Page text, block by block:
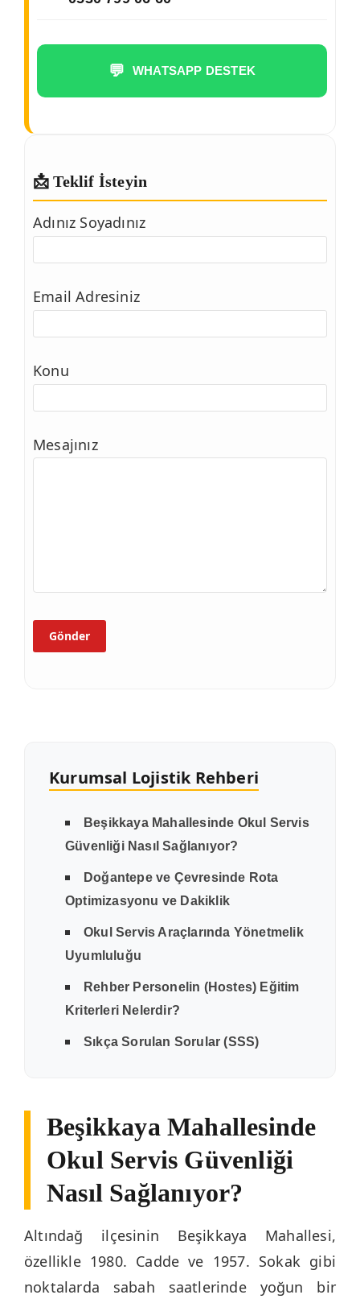
💬 WHATSAPP DESTEK
📩 Teklif İsteyin
Adınız Soyadınız
Email Adresiniz
Konu
Mesajınız
Kurumsal Lojistik Rehberi
Beşikkaya Mahallesinde Okul Servis
Güvenliği Nasıl Sağlanıyor?
Doğantepe ve Çevresinde Rota
Optimizasyonu ve Dakiklik
Okul Servis Araçlarında Yönetmelik
Uyumluluğu
Rehber Personelin (Hostes) Eğitim
Kriterleri Nelerdir?
Sıkça Sorulan Sorular (SSS)
Beşikkaya Mahallesinde
Okul Servis Güvenliği
Nasıl Sağlanıyor?
Altındağ ilçesinin Beşikkaya Mahallesi,
özellikle 1980. Cadde ve 1957. Sokak gibi
noktalarda sabah saatlerinde yoğun bir